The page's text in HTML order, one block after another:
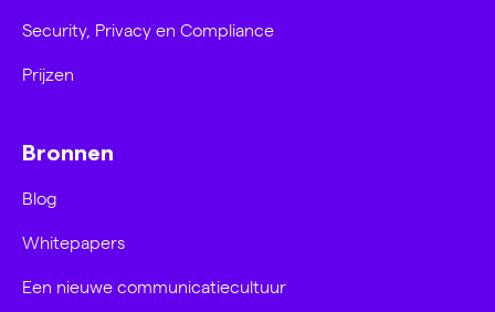
Security, Privacy en Compliance
Prijzen
Bronnen
Blog
Whitepapers
Een nieuwe communicatiecultuur